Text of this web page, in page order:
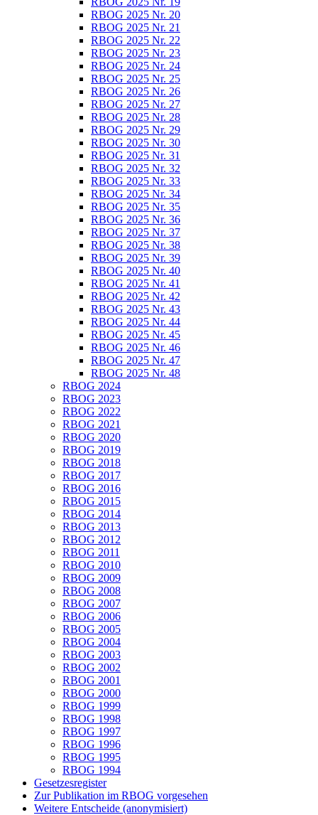
RBOG 2025 Nr. 20
RBOG 2025 Nr. 21
RBOG 2025 Nr. 22
RBOG 2025 Nr. 23
RBOG 2025 Nr. 24
RBOG 2025 Nr. 25
RBOG 2025 Nr. 26
RBOG 2025 Nr. 27
RBOG 2025 Nr. 28
RBOG 2025 Nr. 29
RBOG 2025 Nr. 30
RBOG 2025 Nr. 31
RBOG 2025 Nr. 32
RBOG 2025 Nr. 33
RBOG 2025 Nr. 34
RBOG 2025 Nr. 35
RBOG 2025 Nr. 36
RBOG 2025 Nr. 37
RBOG 2025 Nr. 38
RBOG 2025 Nr. 39
RBOG 2025 Nr. 40
RBOG 2025 Nr. 41
RBOG 2025 Nr. 42
RBOG 2025 Nr. 43
RBOG 2025 Nr. 44
RBOG 2025 Nr. 45
RBOG 2025 Nr. 46
RBOG 2025 Nr. 47
RBOG 2025 Nr. 48
RBOG 2024
RBOG 2023
RBOG 2022
RBOG 2021
RBOG 2020
RBOG 2019
RBOG 2018
RBOG 2017
RBOG 2016
RBOG 2015
RBOG 2014
RBOG 2013
RBOG 2012
RBOG 2011
RBOG 2010
RBOG 2009
RBOG 2008
RBOG 2007
RBOG 2006
RBOG 2005
RBOG 2004
RBOG 2003
RBOG 2002
RBOG 2001
RBOG 2000
RBOG 1999
RBOG 1998
RBOG 1997
RBOG 1996
RBOG 1995
RBOG 1994
Gesetzesregister
Zur Publikation im RBOG vorgesehen
Weitere Entscheide (anonymisiert)